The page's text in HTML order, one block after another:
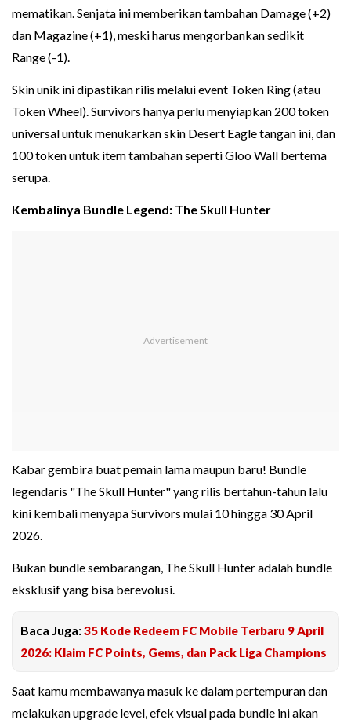
mematikan. Senjata ini memberikan tambahan Damage (+2)
dan Magazine (+1), meski harus mengorbankan sedikit
Range (-1).
Skin unik ini dipastikan rilis melalui event Token Ring (atau
Token Wheel). Survivors hanya perlu menyiapkan 200 token
universal untuk menukarkan skin Desert Eagle tangan ini, dan
100 token untuk item tambahan seperti Gloo Wall bertema
serupa.
Kembalinya Bundle Legend: The Skull Hunter
Kabar gembira buat pemain lama maupun baru! Bundle
legendaris "The Skull Hunter" yang rilis bertahun-tahun lalu
kini kembali menyapa Survivors mulai 10 hingga 30 April
2026.
Bukan bundle sembarangan, The Skull Hunter adalah bundle
eksklusif yang bisa berevolusi.
Baca Juga:35 Kode Redeem FC Mobile Terbaru 9 April
2026: Klaim FC Points, Gems, dan Pack Liga Champions
Saat kamu membawanya masuk ke dalam pertempuran dan
melakukan upgrade level, efek visual pada bundle ini akan